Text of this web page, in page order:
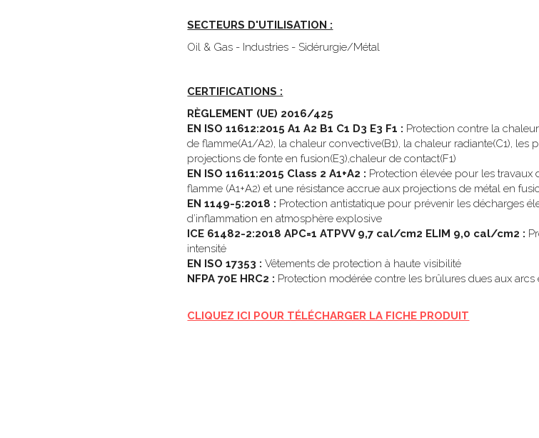
SECTEURS D'UTILISATION :
Oil & Gas - Industries - Sidérurgie/Métal
CERTIFICATIONS :
RÈGLEMENT (UE) 2016/425
EN ISO 11612:2015 A1 A2 B1 C1 D3 E3 F1 : Protection contre la
de flamme(A1/A2), la chaleur convective(B1), la chaleur radiante(C1), les
projections de fonte en fusion(E3),chaleur de contact(F1)
EN ISO 11611:2015 Class 2 A1+A2 : Protection élevée pour les
flamme (A1+A2) et une résistance accrue aux projections de métal en
EN 1149-5:2018 : Protection antistatique pour prévenir les décharges
d’inflammation en atmosphère explosive
ICE 61482-2:2018 APC=1 ATPVV 9,7 cal/cm2 ELIM 9,0 cal/cm2 :
intensité
EN ISO 17353 : Vêtements de protection à haute visibilité
NFPA 70E HRC2 : Protection modérée contre les brûlures dues aux arcs
CLIQUEZ ICI POUR TÉLÉCHARGER LA FICHE PRODUIT